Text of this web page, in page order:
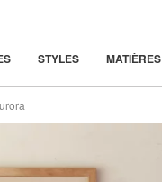
STYLES MATIÈRES